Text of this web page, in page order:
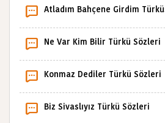
Atladım Bahçene Girdim
Ne Var Kim Bilir Türkü Sözleri
Konmaz Dediler Türkü Sözleri
Biz Sivaslıyız Türkü Sözleri